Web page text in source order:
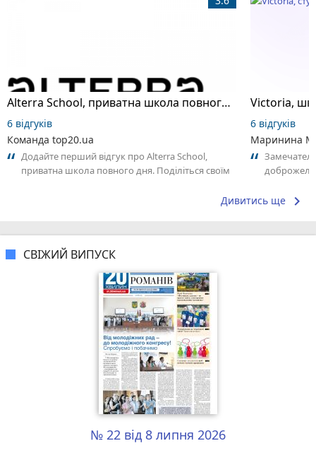
Alterra School, приватна школа повного дня
6 відгуків
Команда top20.ua
Додайте перший відгук про Alterra School,
приватна школа повного дня. Поділіться своїм
6 відгуків
Маринина
Дивитись ще keyboard_arrow_right
СВІЖИЙ ВИПУСК
№ 22 від 8 липня 2026